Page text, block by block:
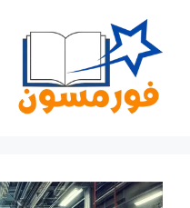
المحتوى